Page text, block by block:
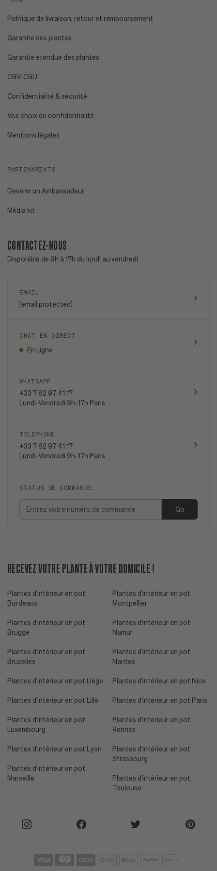
Politique de livraison, retour et remboursement
Garantie des plantes
Garantie étendue des plantes
CGV-CGU
Confidentialité & sécurité
Vos choix de confidentialité
Mentions légales
PARTENARIATS
Devenir un Ambassadeur
Média kit
CONTACTEZ-NOUS
Disponible de 9h à 17h du lundi au vendredi
EMAIL
[email protected]
CHAT EN DIRECT
En Ligne
WHATSAPP
+33 7 82 97 41 17
Lundi-Vendredi 9h-17h Paris
TÉLÉPHONE
+33 7 82 97 41 17
Lundi-Vendredi 9h-17h Paris
STATUS DE COMMANDE
Go
RECEVEZ VOTRE PLANTE À VOTRE DOMICILE !
Plantes d'intérieur en pot
Bordeaux
Plantes d'intérieur en pot
Brugge
Plantes d'intérieur en pot
Bruxelles
Plantes d'intérieur en pot Liège
Plantes d'intérieur en pot Lille
Plantes d'intérieur en pot
Luxembourg
Plantes d'intérieur en pot Lyon
Plantes d'intérieur en pot
Marseille
Plantes d'intérieur en pot
Montpellier
Plantes d'intérieur en pot
Namur
Plantes d'intérieur en pot
Nantes
Plantes d'intérieur en pot Nice
Plantes d'intérieur en pot Paris
Plantes d'intérieur en pot
Rennes
Plantes d'intérieur en pot
Strasbourg
Plantes d'intérieur en pot
Toulouse